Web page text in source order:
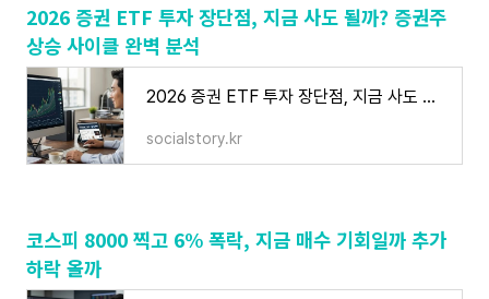
2026 증권 ETF 투자 장단점, 지금 사도 될까? 증권주
상승 사이클 완벽 분석
2026 증권 ETF 투자 장단점, 지금 사도 될까? 증권주 상승 사이클 완벽 분석
socialstory.kr
코스피 8000 찍고 6% 폭락, 지금 매수 기회일까 추가
하락 올까